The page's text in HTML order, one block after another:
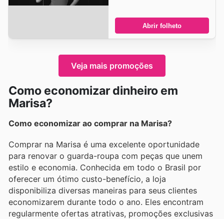
Abrir folheto
Veja mais promoções
Como economizar dinheiro em
Marisa?
Como economizar ao comprar na Marisa?
Comprar na Marisa é uma excelente oportunidade
para renovar o guarda-roupa com peças que unem
estilo e economia. Conhecida em todo o Brasil por
oferecer um ótimo custo-benefício, a loja
disponibiliza diversas maneiras para seus clientes
economizarem durante todo o ano. Eles encontram
regularmente ofertas atrativas, promoções exclusivas